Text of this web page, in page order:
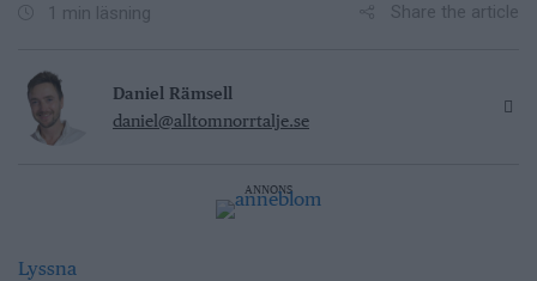
1 min läsning Share the article
Daniel Rämsell
daniel@alltomnorrtalje.se
ANNONS
Lyssna